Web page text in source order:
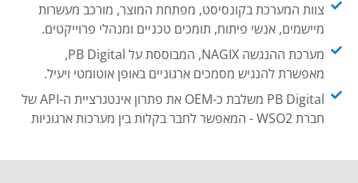
צוות המערכת בקונסיסט, מפתחת המוצר, מורכב מעשרות
מיישמים, אנשי פיתוח, תומכים טכניים ומנהלי פרוייקטים.
מערכת ההנגשה NAGIX, המבוססת על PB Digital,
מאפשרת להנגיש מסמכים ארגוניים באופן אוטומטי ויעיל.
PB Digital משלבת כ-OEM את פתרון אינטגרציית ה-API של
חברת WSO2 - המאפשר לחבר בקלות בין מערכות ארגוניות